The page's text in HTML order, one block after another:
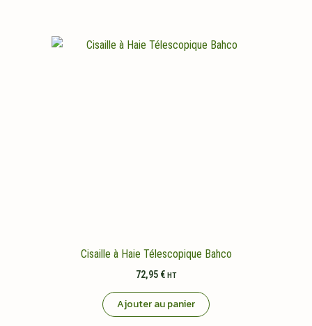
Cisaille à Haie Télescopique Bahco
72,95 € HT
Ajouter au panier